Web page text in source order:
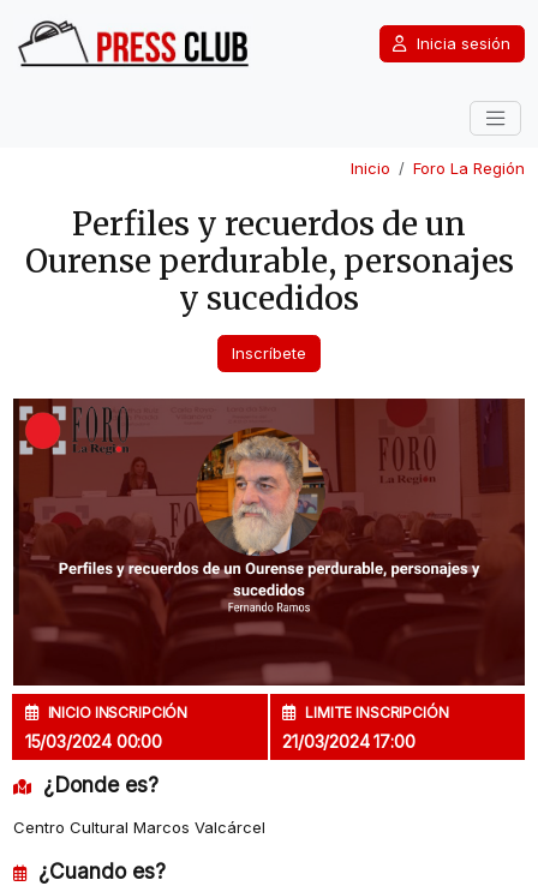
Inicia sesión
Inicio Foro La Región
Perfiles y recuerdos de un
Ourense perdurable, personajes
y sucedidos
Inscríbete
INICIO INSCRIPCIÓN
15/03/2024 00:00
LIMITE INSCRIPCIÓN
21/03/2024 17:00
¿Donde es?
Centro Cultural Marcos Valcárcel
¿Cuando es?